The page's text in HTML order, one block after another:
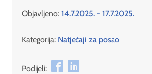
Objavljeno: 14.7.2025. - 17.7.2025.
Kategorija: Natječaji za posao
Podijeli: